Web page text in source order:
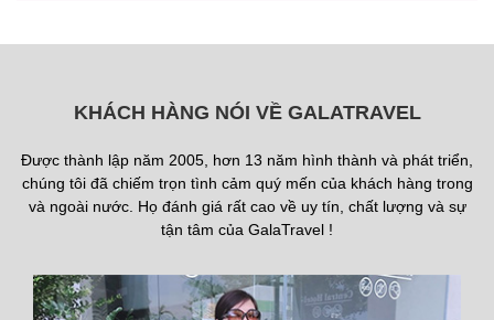
KHÁCH HÀNG NÓI VỀ GALATRAVEL
Được thành lập năm 2005, hơn 13 năm hình thành và phát triển,
chúng tôi đã chiếm trọn tình cảm quý mến của khách hàng trong
và ngoài nước. Họ đánh giá rất cao về uy tín, chất lượng và sự
tận tâm của GalaTravel !